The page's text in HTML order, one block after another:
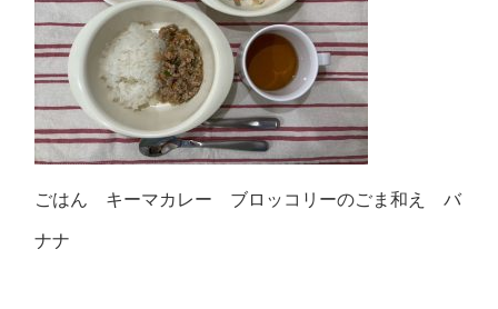
ごはん キーマカレー ブロッコリーのごま和え バ
ナナ